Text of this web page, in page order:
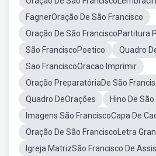
FagnerOração De São Francisco
Oração De São FranciscoPartitura
São FranciscoPoetico
Quadro
Sao FranciscoOracao Imprimir
Oração PreparatóriaDe São
Quadro DeOrações
Hino De
Imagens São FranciscoCapa De
Oração De São FranciscoLetra
Igreja MatrizSão Francisco De Assis